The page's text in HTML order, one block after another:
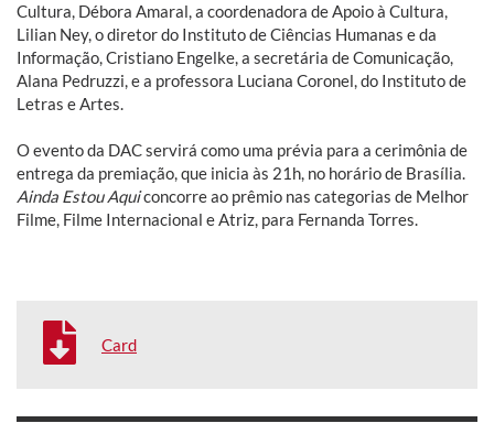
Cultura, Débora Amaral, a coordenadora de Apoio à Cultura,
Lilian Ney, o diretor do Instituto de Ciências Humanas e da
Informação, Cristiano Engelke, a secretária de Comunicação,
Alana Pedruzzi, e a professora Luciana Coronel, do Instituto de
Letras e Artes.
O evento da DAC servirá como uma prévia para a cerimônia de
entrega da premiação, que inicia às 21h, no horário de Brasília.
Ainda Estou Aquiconcorre ao prêmio nas categorias de Melhor
Filme, Filme Internacional e Atriz, para Fernanda Torres.
Card